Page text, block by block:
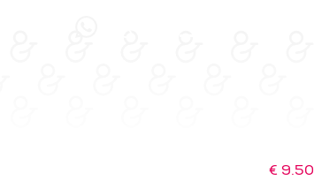
€ 9.50